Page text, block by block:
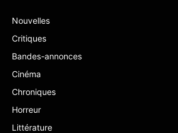
Nouvelles
Critiques
Bandes-annonces
Cinéma
Chroniques
Horreur
Littérature